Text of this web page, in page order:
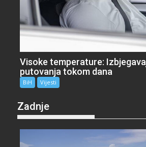
Visoke temperature:
putovanja tokom dana
BiH Vijesti
Zadnje